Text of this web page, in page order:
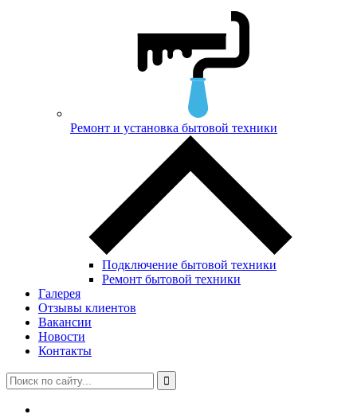
Ремонт и установка бытовой техники
Подключение бытовой техники
Ремонт бытовой техники
Галерея
Отзывы клиентов
Вакансии
Новости
Контакты